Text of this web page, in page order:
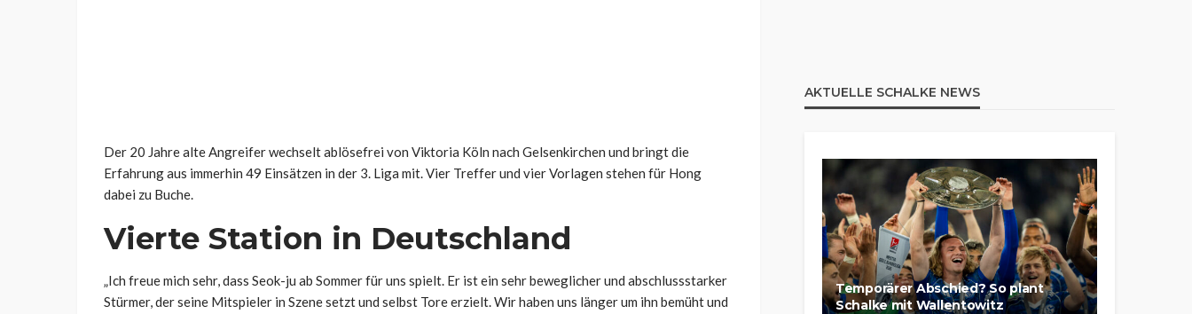
Der 20 Jahre alte Angreifer wechselt ablösefrei von Viktoria Köln nach Gelsenkirchen und bringt die
Erfahrung aus immerhin 49 Einsätzen in der 3. Liga mit. Vier Treffer und vier Vorlagen stehen für Hong
dabei zu Buche.
Vierte Station in Deutschland
„Ich freue mich sehr, dass Seok-ju ab Sommer für uns spielt. Er ist ein sehr beweglicher und abschlussstarker
Stürmer, der seine Mitspieler in Szene setzt und selbst Tore erzielt. Wir haben uns länger um ihn bemüht und
AKTUELLE SCHALKE NEWS
Temporärer Abschied? So plant
Schalke mit Wallentowitz